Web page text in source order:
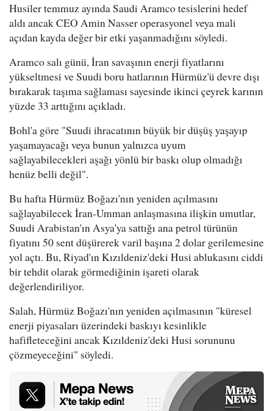
Husiler temmuz ayında Saudi Aramco tesislerini hedef
aldı ancak CEO Amin Nasser operasyonel veya mali
açıdan kayda değer bir etki yaşanmadığını söyledi.
Aramco salı günü, İran savaşının enerji fiyatlarını
yükseltmesi ve Suudi boru hatlarının Hürmüz'ü devre dışı
bırakarak taşıma sağlaması sayesinde ikinci çeyrek karının
yüzde 33 arttığını açıkladı.
Bohl'a göre "Suudi ihracatının büyük bir düşüş yaşayıp
yaşamayacağı veya bunun yalnızca uyum
sağlayabilecekleri aşağı yönlü bir baskı olup olmadığı
henüz belli değil".
Bu hafta Hürmüz Boğazı'nın yeniden açılmasını
sağlayabilecek İran-Umman anlaşmasına ilişkin umutlar,
Suudi Arabistan'ın Asya'ya sattığı ana petrol türünün
fiyatını 50 sent düşürerek varil başına 2 dolar gerilemesine
yol açtı. Bu, Riyad'ın Kızıldeniz'deki Husi ablukasını ciddi
bir tehdit olarak görmediğinin işareti olarak
değerlendiriliyor.
Salah, Hürmüz Boğazı'nın yeniden açılmasının "küresel
enerji piyasaları üzerindeki baskıyı kesinlikle
hafifleteceğini ancak Kızıldeniz'deki Husi sorununu
çözmeyeceğini" söyledi.